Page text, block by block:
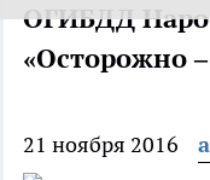
ОГИБДД
«Осторожно
21 ноября 2016